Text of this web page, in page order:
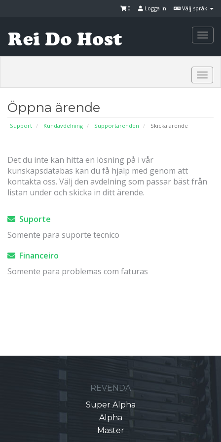
Välj språk
Logga in
0
Öppna ärende
Support Kundavdelning Supportärenden Skicka ärende
Det du inte kan hitta en lösning på i vår
kunskapsdatabas kan du få hjälp med genom att
kontakta oss. Välj den avdelning som passar bäst från
listan under och skicka in ditt ärende.
Suporte
Somente para suporte tecnico
Financeiro
Somente para problemas com faturas
REVENDA
Super Alpha
Alpha
Master